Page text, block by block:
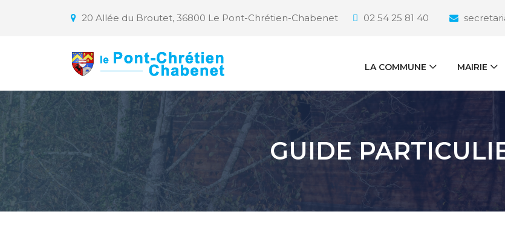
20 Allée du Broutet, 36800 Le Pont-Chrétien-Chabenet 02 54 25 81 40
LA COMMUNE MAIRIE
GUIDE